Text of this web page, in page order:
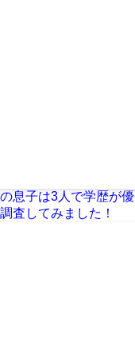
息子は3人で学歴が
査してみました！